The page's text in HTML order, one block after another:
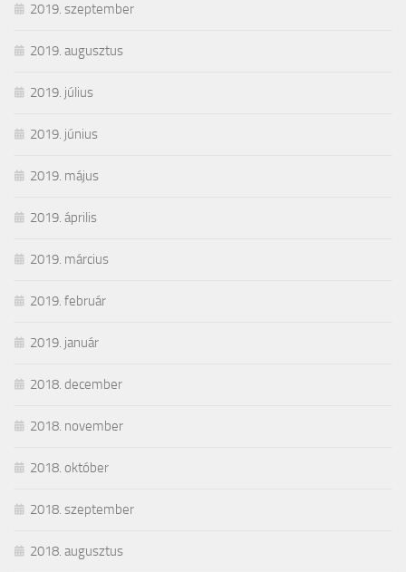
2019. szeptember
2019. augusztus
2019. július
2019. június
2019. május
2019. április
2019. március
2019. február
2019. január
2018. december
2018. november
2018. október
2018. szeptember
2018. augusztus